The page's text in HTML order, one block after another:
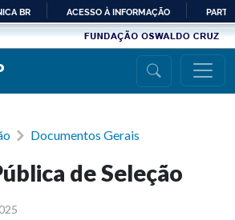
PARA
BR ACESSO À INFORMAÇÃO
Documentos Gerais
de Seleção